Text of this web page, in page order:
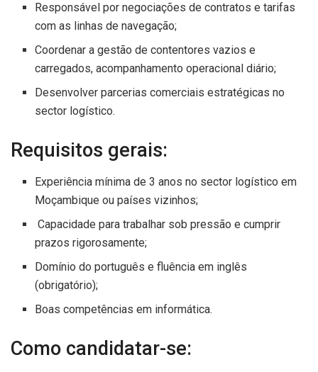
Responsável por negociações de contratos e tarifas
com as linhas de navegação;
Coordenar a gestão de contentores vazios e
carregados, acompanhamento operacional diário;
Desenvolver parcerias comerciais estratégicas no
sector logístico.
Requisitos gerais:
Experiência mínima de 3 anos no sector logístico em
Moçambique ou países vizinhos;
Capacidade para trabalhar sob pressão e cumprir
prazos rigorosamente;
Domínio do português e fluência em inglês
(obrigatório);
Boas competências em informática.
Como candidatar-se: